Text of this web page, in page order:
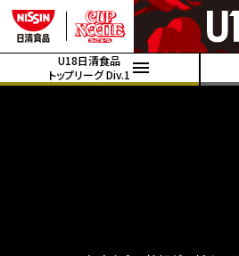
U18日清食品
トップリーグ Div.1